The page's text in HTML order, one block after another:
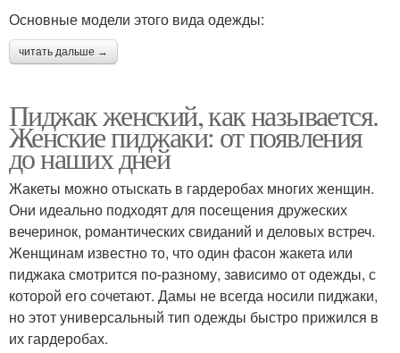
Основные модели этого вида одежды:
читать дальше →
Пиджак женский, как называется.
Женские пиджаки: от появления
до наших дней
Жакеты можно отыскать в гардеробах многих женщин.
Они идеально подходят для посещения дружеских
вечеринок, романтических свиданий и деловых встреч.
Женщинам известно то, что один фасон жакета или
пиджака смотрится по-разному, зависимо от одежды, с
которой его сочетают. Дамы не всегда носили пиджаки,
но этот универсальный тип одежды быстро прижился в
их гардеробах.